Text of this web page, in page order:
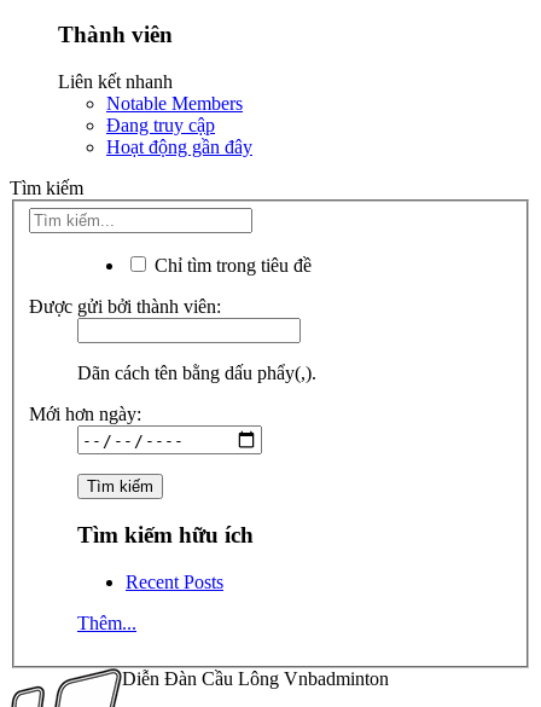
Thành viên
Liên kết nhanh
Notable Members
Đang truy cập
Hoạt động gần đây
Tìm kiếm
Chỉ tìm trong tiêu đề
Được gửi bởi thành viên:
Dãn cách tên bằng dấu phẩy(,).
Mới hơn ngày:
Tìm kiếm hữu ích
Recent Posts
Thêm...
Diễn Đàn Cầu Lông Vnbadminton